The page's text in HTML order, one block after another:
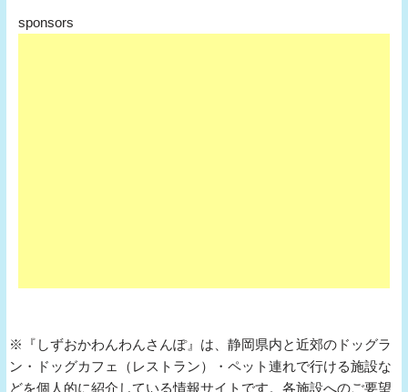
sponsors
※『しずおかわんわんさんぽ』は、静岡県内と近郊のドッグラ
ン・ドッグカフェ（レストラン）・ペット連れで行ける施設な
どを個人的に紹介している情報サイトです。各施設へのご要望